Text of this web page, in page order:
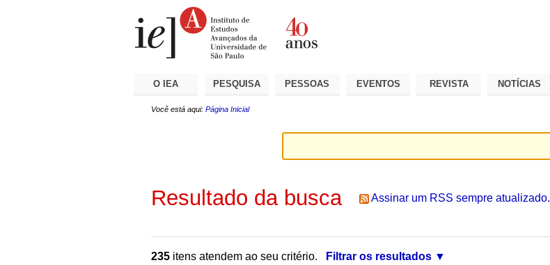
O IEA PESQUISA PESSOAS EVENTOS REVISTA NOTÍCIAS
Você está aqui: Página Inicial
Resultado da busca Assinar um RSS sempre atualizado.
235 itens atendem ao seu critério.
Filtrar os resultados